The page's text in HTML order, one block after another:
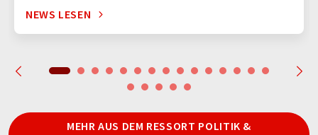
NEWS LESEN
MEHR AUS DEM RESSORT POLITIK &